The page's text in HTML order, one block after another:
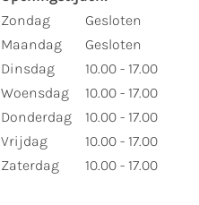
Zondag
Maandag
Dinsdag
Woensdag
Donderdag
Vrijdag
Zaterdag
Gesloten
Gesloten
10.00 - 17.00
10.00 - 17.00
10.00 - 17.00
10.00 - 17.00
10.00 - 17.00